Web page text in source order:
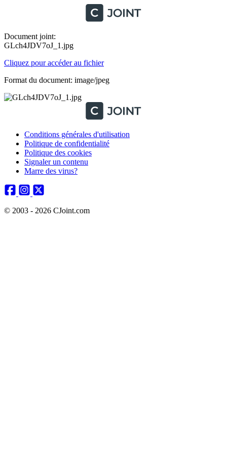
Document joint:
GLch4JDV7oJ_1.jpg
Cliquez pour accéder au fichier
Format du document: image/jpeg
Conditions générales d'utilisation
Politique de confidentialité
Politique des cookies
Signaler un contenu
Marre des virus?
© 2003 - 2026 CJoint.com